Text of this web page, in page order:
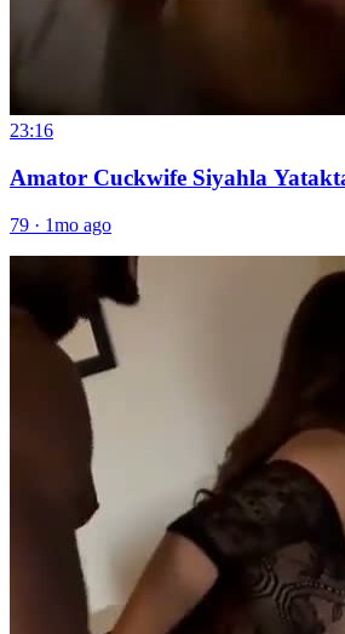
23:16
Amator Cuckwife Siyahla
79 · 1mo ago